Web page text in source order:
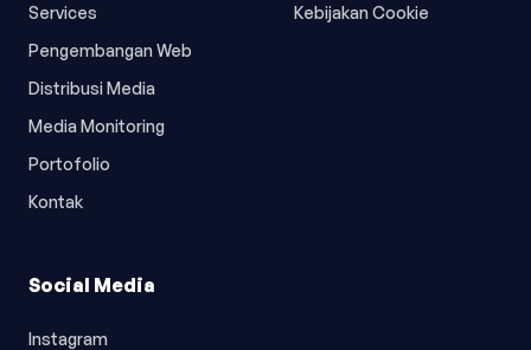
Services
Pengembangan Web
Distribusi Media
Media Monitoring
Portofolio
Kontak
Kebijakan Cookie
Social Media
Instagram